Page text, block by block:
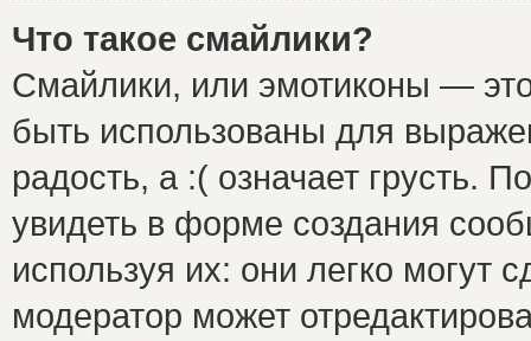
Что такое смайлики?
Смайлики, или эмотиконы —
быть использованы для
радость, а :( означает грусть.
увидеть в форме создания
используя их: они легко могут
модератор может